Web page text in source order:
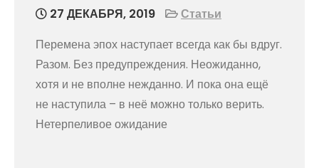
27 ДЕКАБРЯ, 2019
Статьи
Перемена эпох наступает всегда как бы вдруг.
Разом. Без предупреждения. Неожиданно,
хотя и не вполне нежданно. И пока она ещё
не наступила – в неё можно только верить.
Нетерпеливое ожидание